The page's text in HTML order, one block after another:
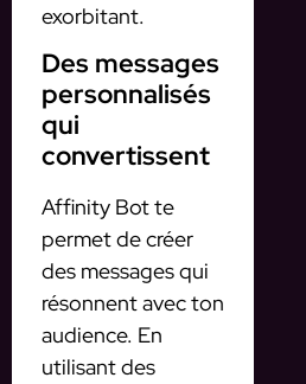
exorbitant.
Des messages
personnalisés
qui
convertissent
Affinity Bot te
permet de créer
des messages qui
résonnent avec ton
audience. En
utilisant des